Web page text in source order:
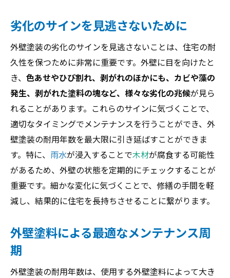
劣化のサインを見逃さないために
外壁塗装の劣化のサインを見逃さないことは、住宅の耐
久性を保つために非常に重要です。外壁に目を向けたと
き、 色あせやひび割れ、剥がれのほかにも、カビや藻の
発生、剥がれた塗料の塊など、様々な劣化の兆候が見ら
れることがあります。これらのサインに気づくことで、
適切なタイミングでメンテナンスを行うことができ、外
壁塗装の耐用年数を最大限に引き延ばすことができま
す。特に、 雨水が浸入することで木材が腐食する可能性
があるため、外壁の状態を定期的にチェックすることが
重要です。細かな変化に気づくことで、修繕の手間を軽
減し、結果的に住宅を長持ちさせることに繋がります。
外壁塗料による最適なメンテナンス周
期
外壁塗装の耐用年数は、使用する外壁塗料によって大き